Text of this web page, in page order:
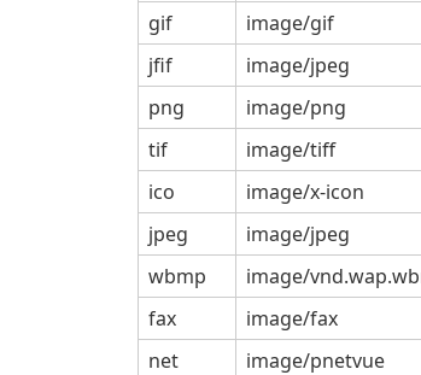
gif
image/gif
jfif
image/jpeg
png
image/png
tif
image/tiff
ico
image/x-icon
jpeg
image/jpeg
wbmp
image/
fax
image/fax
net
image/pnetvue